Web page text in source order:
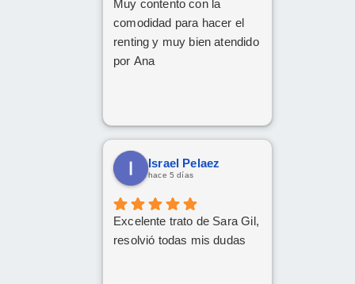
Muy contento con la
comodidad para hacer el
renting y muy bien atendido
por Ana
Israel Pelaez
hace 5 días
Excelente trato de Sara Gil,
resolvió todas mis dudas